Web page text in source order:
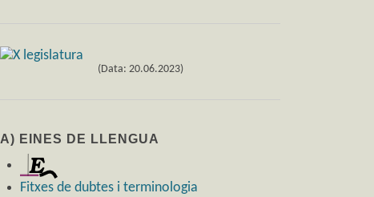
(Data: 20.06.2023)
A) EINES DE LLENGUA
Fitxes de dubtes i terminologia